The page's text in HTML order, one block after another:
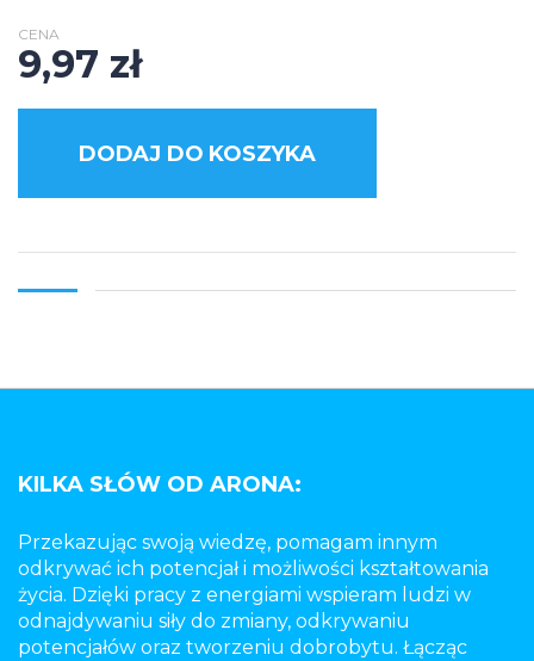
CENA
9,97 zł
DODAJ DO KOSZYKA
KILKA SŁÓW OD ARONA:
Przekazując swoją wiedzę, pomagam innym
odkrywać ich potencjał i możliwości kształtowania
życia. Dzięki pracy z energiami wspieram ludzi w
odnajdywaniu siły do zmiany, odkrywaniu
potencjałów oraz tworzeniu dobrobytu. Łącząc